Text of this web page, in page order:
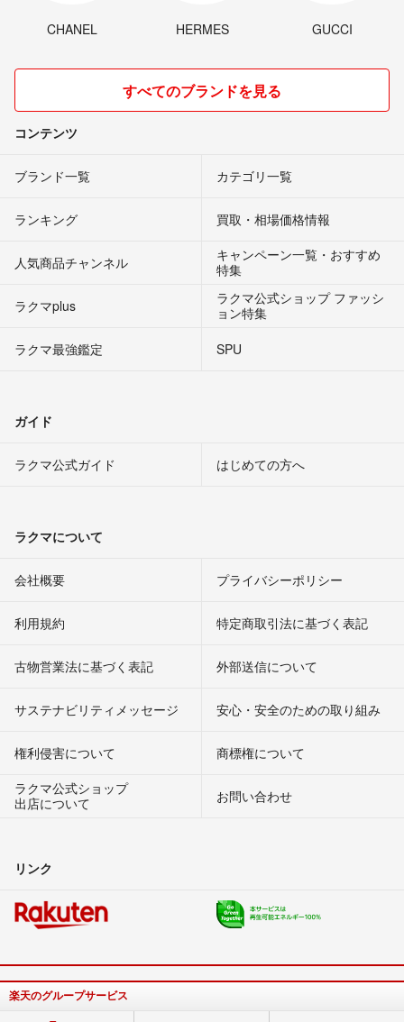
CHANEL HERMES GUCCI
すべてのブランドを見る
コンテンツ
ブランド一覧 カテゴリ一覧
ランキング 買取・相場価格情報
人気商品チャンネル
キャンペーン一覧・おすすめ
特集
ラクマplus
ラクマ公式ショップ ファッシ
ョン特集
ラクマ最強鑑定
SPU
ガイド
ラクマ公式ガイド はじめての方へ
ラクマについて
会社概要 プライバシーポリシー
利用規約 特定商取引法に基づく表記
古物営業法に基づく表記 外部送信について
サステナビリティメッセージ 安心・安全のための取り組み
権利侵害について
商標権について
ラクマ公式ショップ
出店について
お問い合わせ
リンク
楽天のグループサービス